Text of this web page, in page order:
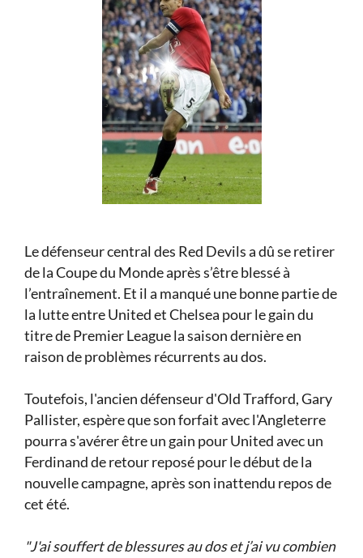
Le défenseur central des Red Devils a dû se retirer
de la Coupe du Monde après s’être blessé à
l’entraînement. Et il a manqué une bonne partie de
la lutte entre United et Chelsea pour le gain du
titre de Premier League la saison dernière en
raison de problèmes récurrents au dos.
Toutefois, l'ancien défenseur d'Old Trafford, Gary
Pallister, espère que son forfait avec l'Angleterre
pourra s'avérer être un gain pour United avec un
Ferdinand de retour reposé pour le début de la
nouvelle campagne, après son inattendu repos de
cet été.
"J'ai souffert de blessures au dos et j’ai vu combien